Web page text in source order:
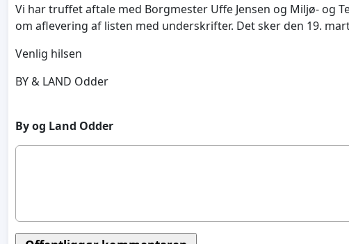
Vi har truffet aftale med Borgmester Uffe Jensen og Miljø- og
om aflevering af listen med underskrifter. Det sker den 19.
Venlig hilsen
BY & LAND Odder
By og Land Odder